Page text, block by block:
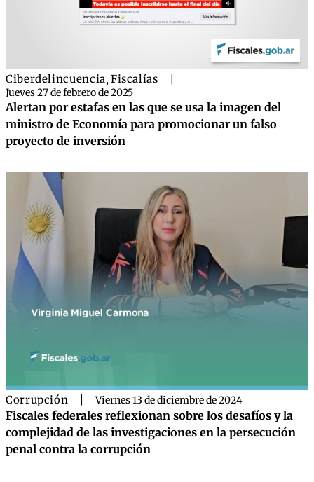
Ciberdelincuencia, Fiscalías
Jueves 27 de febrero de 2025
Alertan por estafas en las que se usa la imagen del
ministro de Economía para promocionar un falso
proyecto de inversión
Corrupción Viernes 13 de diciembre de 2024
Fiscales federales reflexionan sobre los desafíos y la
complejidad de las investigaciones en la persecución
penal contra la corrupción